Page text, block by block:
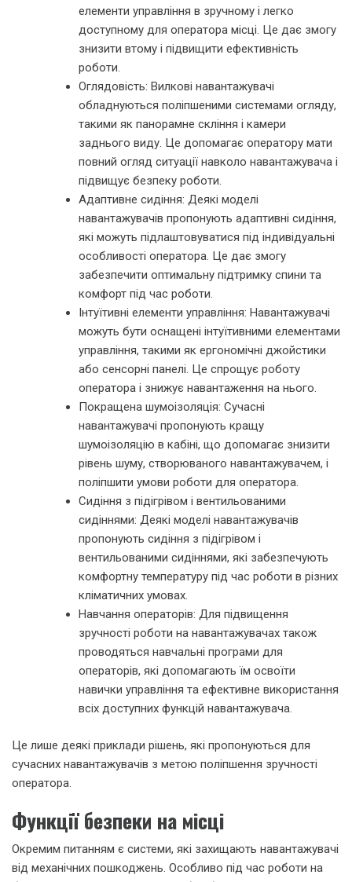
елементи управління в зручному і легко
доступному для оператора місці. Це дає змогу
знизити втому і підвищити ефективність
роботи.
Оглядовість: Вилкові навантажувачі
обладнуються поліпшеними системами огляду,
такими як панорамне скління і камери
заднього виду. Це допомагає оператору мати
повний огляд ситуації навколо навантажувача і
підвищує безпеку роботи.
Адаптивне сидіння: Деякі моделі
навантажувачів пропонують адаптивні сидіння,
які можуть підлаштовуватися під індивідуальні
особливості оператора. Це дає змогу
забезпечити оптимальну підтримку спини та
комфорт під час роботи.
Інтуїтивні елементи управління: Навантажувачі
можуть бути оснащені інтуїтивними елементами
управління, такими як ергономічні джойстики
або сенсорні панелі. Це спрощує роботу
оператора і знижує навантаження на нього.
Покращена шумоізоляція: Сучасні
навантажувачі пропонують кращу
шумоізоляцію в кабіні, що допомагає знизити
рівень шуму, створюваного навантажувачем, і
поліпшити умови роботи для оператора.
Сидіння з підігрівом і вентильованими
сидіннями: Деякі моделі навантажувачів
пропонують сидіння з підігрівом і
вентильованими сидіннями, які забезпечують
комфортну температуру під час роботи в різних
кліматичних умовах.
Навчання операторів: Для підвищення
зручності роботи на навантажувачах також
проводяться навчальні програми для
операторів, які допомагають їм освоїти
навички управління та ефективне використання
всіх доступних функцій навантажувача.
Це лише деякі приклади рішень, які пропонуються для
сучасних навантажувачів з метою поліпшення зручності
оператора.
Функції безпеки на місці
Окремим питанням є системи, які захищають навантажувачі
від механічних пошкоджень. Особливо під час роботи на